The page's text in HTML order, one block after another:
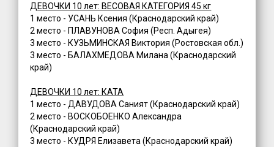
ДЕВОЧКИ 10 лет: ВЕСОВАЯ КАТЕГОРИЯ 45 кг
1 место - УСАНЬ Ксения (Краснодарский край)
2 место - ПЛАВУНОВА София (Респ. Адыгея)
3 место - КУЗЬМИНСКАЯ Виктория (Ростовская обл.)
3 место - БАЛАХМЕДОВА Милана (Краснодарский
край)
ДЕВОЧКИ 10 лет: КАТА
1 место - ДАВУДОВА Саният (Краснодарский край)
2 место - ВОСКОБОЕНКО Александра
(Краснодарский край)
3 место - КУДРЯ Елизавета (Краснодарский край)